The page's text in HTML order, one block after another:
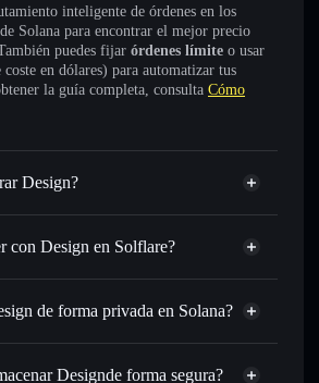
inteligente de órdenes en los
Solana para encontrar el mejor precio
puedes fijar órdenes límite o usar
en dólares) para automatizar tus
la guía completa, consulta Cómo
Design?
con Design en Solflare?
de Solflare
instante: operar con DESIGN para SOL,
para el mejor precio disponible
límite: automatizar las operaciones en
de forma privada en Solana?
agregador de privacidad
Designde forma segura?